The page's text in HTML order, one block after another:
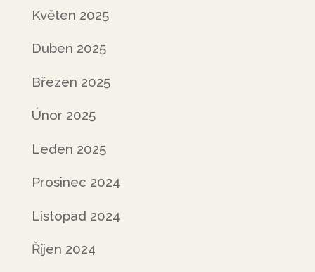
Květen 2025
Duben 2025
Březen 2025
Únor 2025
Leden 2025
Prosinec 2024
Listopad 2024
Říjen 2024